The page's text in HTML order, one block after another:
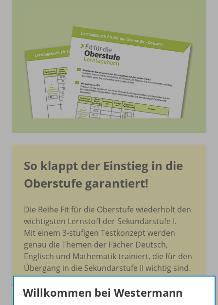
So klappt der Einstieg in die
Oberstufe garantiert!
Die Reihe Fit für die Oberstufe wiederholt den
wichtigsten Lernstoff der Sekundarstufe I.
Mit einem 3-stufigen Testkonzept werden
genau die Themen der Fächer Deutsch,
Englisch und Mathematik trainiert, die für den
Übergang in die Sekundarstufe II wichtig sind.
Willkommen bei Westermann